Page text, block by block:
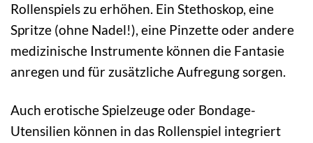
Rollenspiels zu erhöhen. Ein Stethoskop, eine
Spritze (ohne Nadel!), eine Pinzette oder andere
medizinische Instrumente können die Fantasie
anregen und für zusätzliche Aufregung sorgen.
Auch erotische Spielzeuge oder Bondage-
Utensilien können in das Rollenspiel integriert